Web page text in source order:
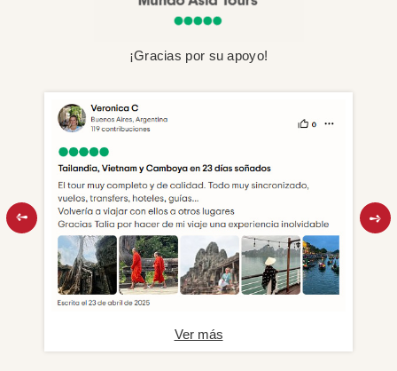
¡Gracias por su apoyo!
Ver más